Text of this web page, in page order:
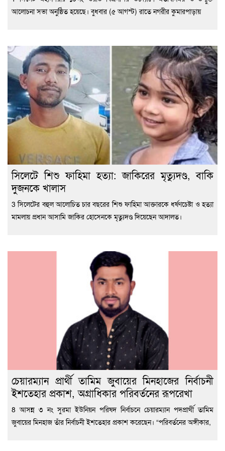
আলোচনা সভা অনুষ্ঠিত হয়েছে। বুধবার (৫ আগস্ট) রাতে নগরীর কুমারপাড়ায়
সিলেটে শিশু ফাহিমা হত্যা: জাকিরের মৃত্যুদণ্ড, বাকি
দুজনকে খালাস
3 সিলেটের বহুল আলোচিত চার বছরের শিশু ফাহিমা আক্তারকে ধর্ষণচেষ্টা ও হত্যা
মামলায় প্রধান আসামি জাকির হোসেনকে মৃত্যুদণ্ড দিয়েছেন আদালত।
চেয়ারম্যান প্রার্থী তামিম জুবায়ের মিনহাজের নির্বাচনী
ইশতেহার প্রকাশ, অগ্রাধিকার পরিবর্তনের রূপরেখা
8 আসন্ন ৩ নং সুরমা ইউনিয়ন পরিষদ নির্বাচনে চেয়ারম্যান পদপ্রার্থী তামিম
জুবায়ের মিনহাজ তাঁর নির্বাচনী ইশতেহার প্রকাশ করেছেন। “পরিবর্তনের অঙ্গীকার,